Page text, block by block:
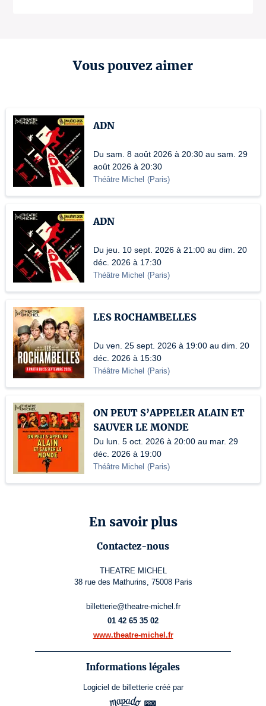
Vous pouvez aimer
ADN
Du sam. 8 août 2026 à 20:30 au sam. 29
août 2026 à 20:30
Théâtre Michel (Paris)
ADN
Du jeu. 10 sept. 2026 à 21:00 au dim. 20
déc. 2026 à 17:30
Théâtre Michel (Paris)
LES ROCHAMBELLES
Du ven. 25 sept. 2026 à 19:00 au dim. 20
déc. 2026 à 15:30
Théâtre Michel (Paris)
ON PEUT S’APPELER ALAIN ET
SAUVER LE MONDE
Du lun. 5 oct. 2026 à 20:00 au mar. 29
déc. 2026 à 19:00
Théâtre Michel (Paris)
En savoir plus
Contactez-nous
THEATRE MICHEL
38 rue des Mathurins, 75008 Paris
billetterie@theatre-michel.fr
01 42 65 35 02
www.theatre-michel.fr
Informations légales
Logiciel de billetterie créé par